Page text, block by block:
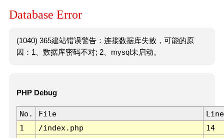
Database Error
(1040) 365建站错误警告：连接数据库失败，可能的原
因：1、数据库密码不对; 2、mysql未启动。
PHP Debug
No. File
Line
1
/index.php 14